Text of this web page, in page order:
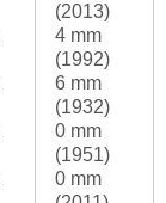
(2013)
4 mm
(1992)
6 mm
(1932)
0 mm
(1951)
0 mm